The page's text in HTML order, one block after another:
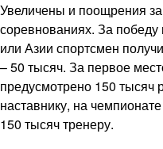
Увеличены и поощрения
соревнованиях. За
или Азии спортсмен
– 50 тысяч. За первое
предусмотрено 150 тысяч
наставнику, на
150 тысяч тренеру.